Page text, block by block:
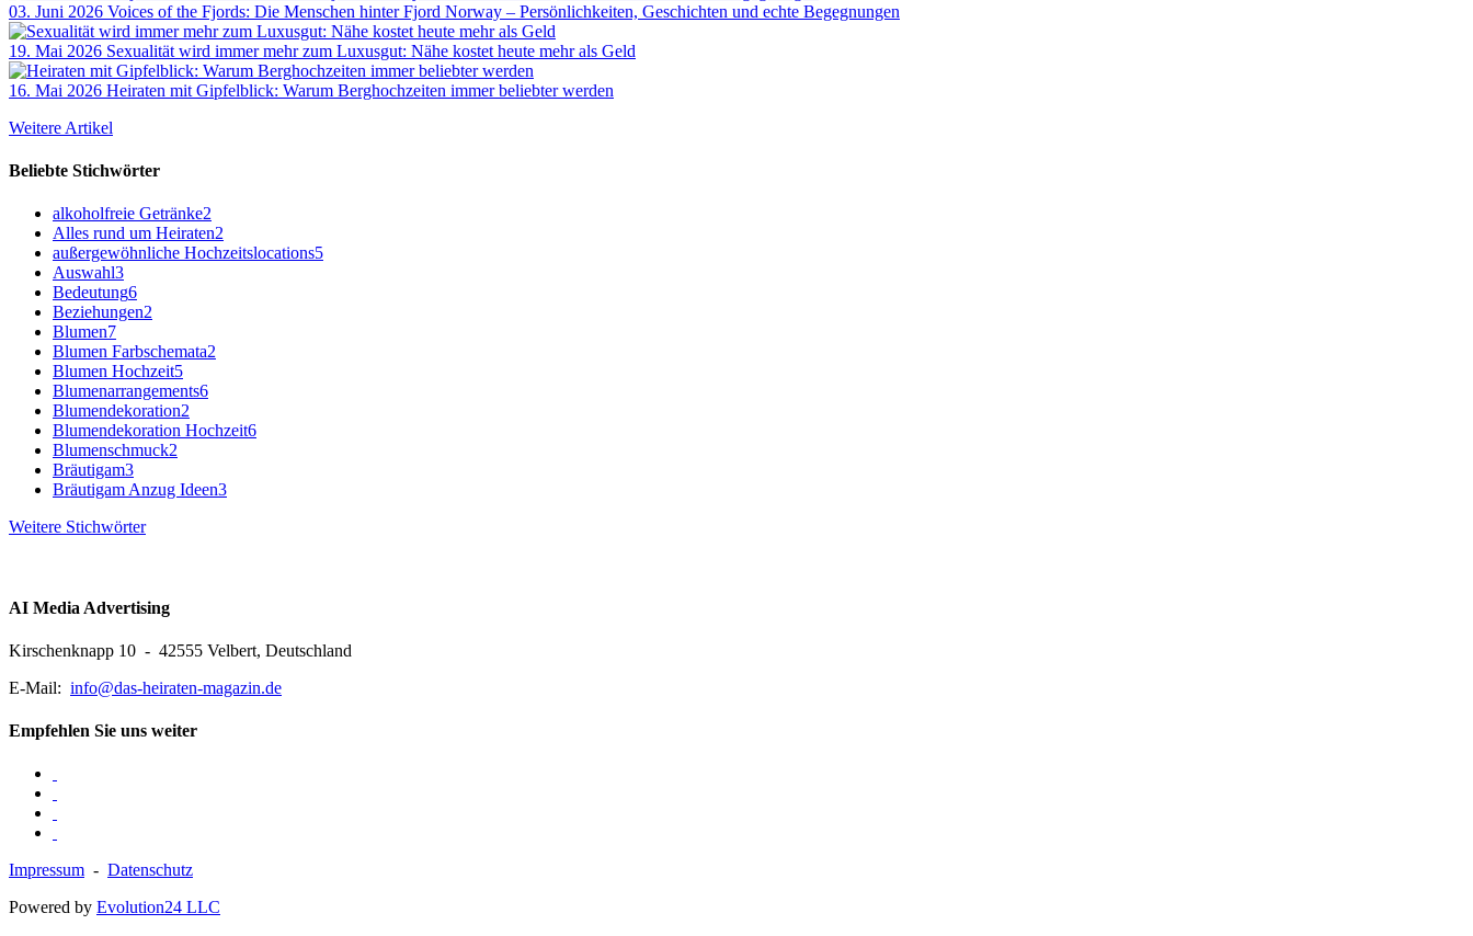
03. Juni 2026 Voices of the Fjords: Die Menschen hinter Fjord Norway – Persönlichkeiten, Geschichten und echte Begegnungen
19. Mai 2026 Sexualität wird immer mehr zum Luxusgut: Nähe kostet heute mehr als Geld
16. Mai 2026 Heiraten mit Gipfelblick: Warum Berghochzeiten immer beliebter werden
Weitere Artikel
Beliebte Stichwörter
alkoholfreie Getränke2
Alles rund um Heiraten2
außergewöhnliche Hochzeitslocations5
Auswahl3
Bedeutung6
Beziehungen2
Blumen7
Blumen Farbschemata2
Blumen Hochzeit5
Blumenarrangements6
Blumendekoration2
Blumendekoration Hochzeit6
Blumenschmuck2
Bräutigam3
Bräutigam Anzug Ideen3
Weitere Stichwörter
AI Media Advertising
Kirschenknapp 10 - 42555 Velbert, Deutschland
E-Mail: info@das-heiraten-magazin.de
Empfehlen Sie uns weiter
Impressum - Datenschutz
Powered by Evolution24 LLC